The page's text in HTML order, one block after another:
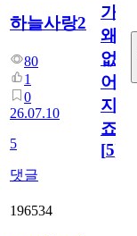
하늘사랑2
80
1
0
26.07.10
5
댓글
가
왜
없
어
지
죠.?
[5]
196534